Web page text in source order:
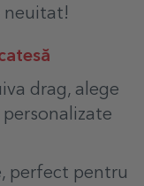
neuitat!
drag, alege
perfect pentru